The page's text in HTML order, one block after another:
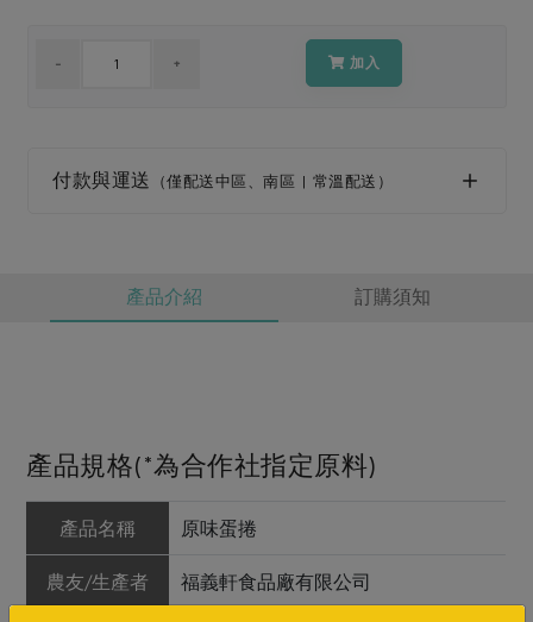
地區活動
加入
付款與運送 （僅配送中區、南區 | 常溫配送）
產品介紹 訂購須知
產品規格(*為合作社指定原料)
產品名稱 原味蛋捲
農友/生產者 福義軒食品廠有限公司